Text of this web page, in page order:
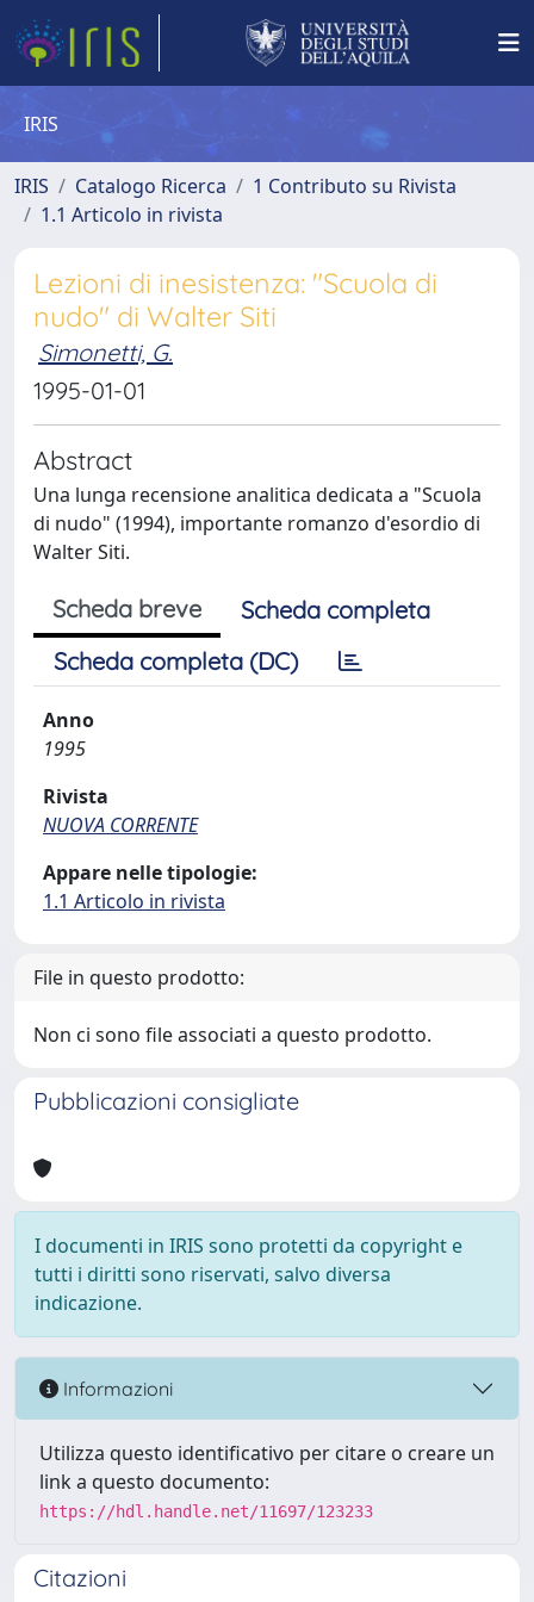
IRIS
IRIS Catalogo Ricerca
1 Contributo su Rivista
1.1 Articolo in rivista
Lezioni di inesistenza: "Scuola di
nudo" di Walter Siti
Simonetti, G.
1995-01-01
Abstract
Una lunga recensione analitica dedicata a "Scuola
di nudo" (1994), importante romanzo d'esordio di
Walter Siti.
Scheda breve
Scheda completa
Scheda completa (DC)
Anno
1995
Rivista
NUOVA CORRENTE
Appare nelle tipologie:
1.1 Articolo in rivista
File in questo prodotto:
Non ci sono file associati a questo prodotto.
Pubblicazioni consigliate
I documenti in IRIS sono protetti da copyright e
tutti i diritti sono riservati, salvo diversa
indicazione.
Informazioni
Utilizza questo identificativo per citare o creare un
link a questo documento:
https://hdl.handle.net/11697/123233
Citazioni